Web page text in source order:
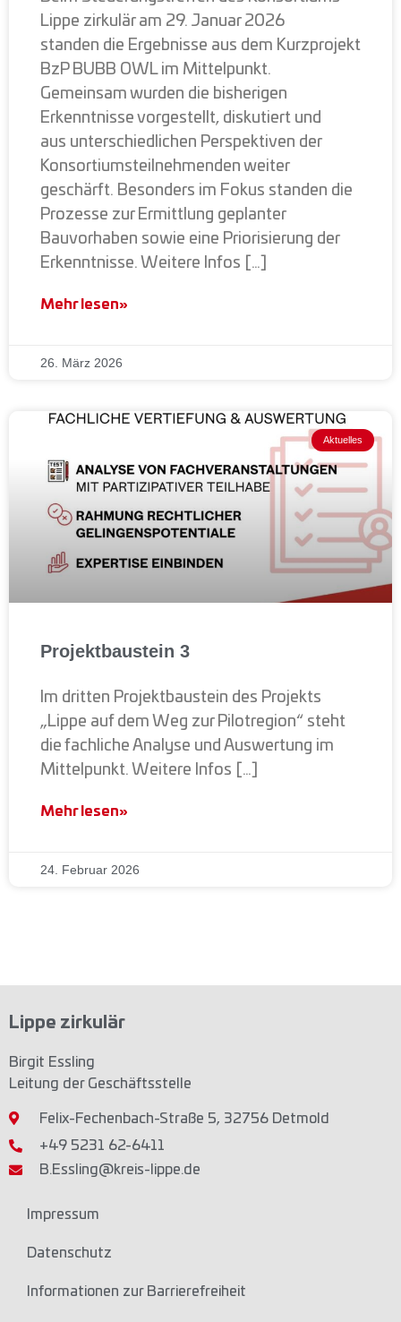
Lippe zirkulär am 29. Januar 2026
standen die Ergebnisse aus dem Kurzprojekt
BzP BUBB OWL im Mittelpunkt.
Gemeinsam wurden die bisherigen
Erkenntnisse vorgestellt, diskutiert und
aus unterschiedlichen Perspektiven der
Konsortiumsteilnehmenden weiter
geschärft. Besonders im Fokus standen die
Prozesse zur Ermittlung geplanter
Bauvorhaben sowie eine Priorisierung der
Erkenntnisse. Weitere Infos […]
Mehr lesen»
26. März 2026
Aktuelles
Projektbaustein 3
Im dritten Projektbaustein des Projekts
„Lippe auf dem Weg zur Pilotregion“ steht
die fachliche Analyse und Auswertung im
Mittelpunkt. Weitere Infos […]
Mehr lesen»
24. Februar 2026
Lippe zirkulär
Birgit Essling
Leitung der Geschäftsstelle
Felix-Fechenbach-Straße 5, 32756 Detmold
+49 5231 62-6411
B.Essling@kreis-lippe.de
Impressum
Datenschutz
Informationen zur Barrierefreiheit